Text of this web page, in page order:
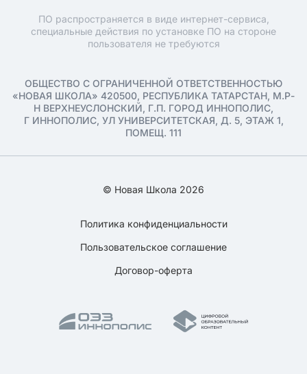
ПО распространяется в виде интернет-сервиса,
специальные действия по установке ПО на стороне
пользователя не требуются
ОБЩЕСТВО С ОГРАНИЧЕННОЙ ОТВЕТСТВЕННОСТЬЮ
«НОВАЯ ШКОЛА» 420500, РЕСПУБЛИКА ТАТАРСТАН, М.Р-
Н ВЕРХНЕУСЛОНСКИЙ, Г.П. ГОРОД ИННОПОЛИС,
Г ИННОПОЛИС, УЛ УНИВЕРСИТЕТСКАЯ, Д. 5, ЭТАЖ 1,
ПОМЕЩ. 111
© Новая Школа 2026
Политика конфиденциальности
Пользовательское соглашение
Договор-оферта